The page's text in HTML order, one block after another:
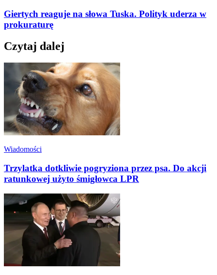
Giertych reaguje na słowa Tuska. Polityk uderza w
prokuraturę
Czytaj dalej
Wiadomości
Trzylatka dotkliwie pogryziona przez psa. Do akcji
ratunkowej użyto śmigłowca LPR